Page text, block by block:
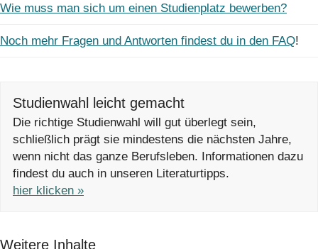
Wie muss man sich um einen Studienplatz bewerben?
Noch mehr Fragen und Antworten findest du in den FAQ!
Studienwahl leicht gemacht
Die richtige Studienwahl will gut überlegt sein,
schließlich prägt sie mindestens die nächsten Jahre,
wenn nicht das ganze Berufsleben. Informationen dazu
findest du auch in unseren Literaturtipps.
hier klicken »
Weitere Inhalte